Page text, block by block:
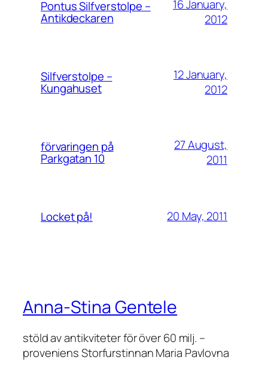
Pontus Silfverstolpe –
Antikdeckaren
16 January,
2012
Silfverstolpe –
Kungahuset
12 January,
2012
förvaringen på
Parkgatan 10
27 August,
2011
Locket på! 20 May, 2011
Anna-Stina Gentele
stöld av antikviteter för över 60 milj. –
proveniens Storfurstinnan Maria Pavlovna